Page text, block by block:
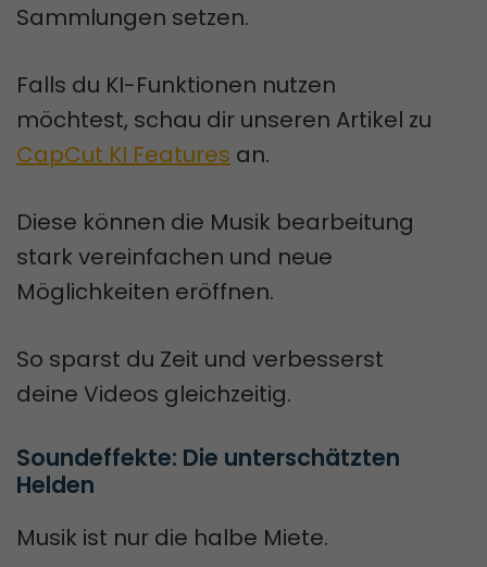
Sammlungen setzen.
Falls du KI-Funktionen nutzen
möchtest, schau dir unseren Artikel zu
CapCut KI Features an.
Diese können die Musik bearbeitung
stark vereinfachen und neue
Möglichkeiten eröffnen.
So sparst du Zeit und verbesserst
deine Videos gleichzeitig.
Soundeffekte: Die unterschätzten
Helden
Musik ist nur die halbe Miete.